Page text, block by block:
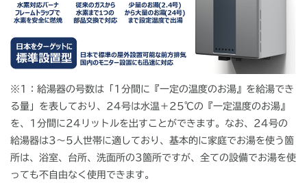
※1：給湯器の号数は「1分間に『一定の温度のお湯』を給湯でき
る量」を表しており、24号は水温＋25℃の『一定温度のお湯』
を、1分間に24リットルを出すことができます。なお、24号の
給湯器は3〜5人世帯に適しており、基本的に家庭でお湯を使う箇
所は、浴室、台所、洗面所の3箇所ですが、全ての設備でお湯を使
っても不自由なく使用できます。